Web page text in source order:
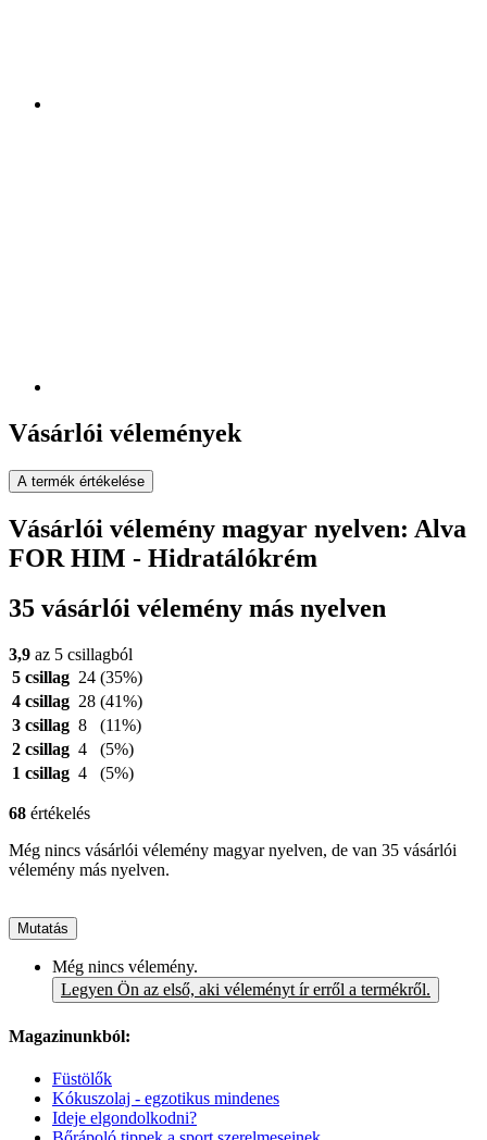
Vásárlói vélemények
A termék értékelése
Vásárlói vélemény magyar nyelven: Alva
FOR HIM - Hidratálókrém
35 vásárlói vélemény más nyelven
3,9 az 5 csillagból
5 csillag 24 (35%)
4 csillag 28 (41%)
3 csillag 8
(11%)
2 csillag 4
(5%)
1 csillag 4 (5%)
68 értékelés
Még nincs vásárlói vélemény magyar nyelven, de van 35 vásárlói
vélemény más nyelven.
Mutatás
Még nincs vélemény.
Legyen Ön az első, aki véleményt ír erről a termékről.
Magazinunkból:
Füstölők
Kókuszolaj - egzotikus mindenes
Ideje elgondolkodni?